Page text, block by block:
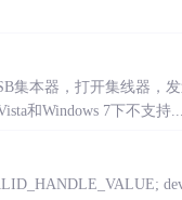
集本器，打开集线器，
和Windows 7下不支持